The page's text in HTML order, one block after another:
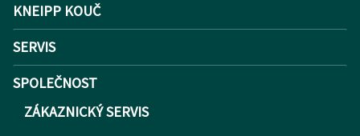
KNEIPP KOUČ
SERVIS
SPOLEČNOST
ZÁKAZNICKÝ SERVIS